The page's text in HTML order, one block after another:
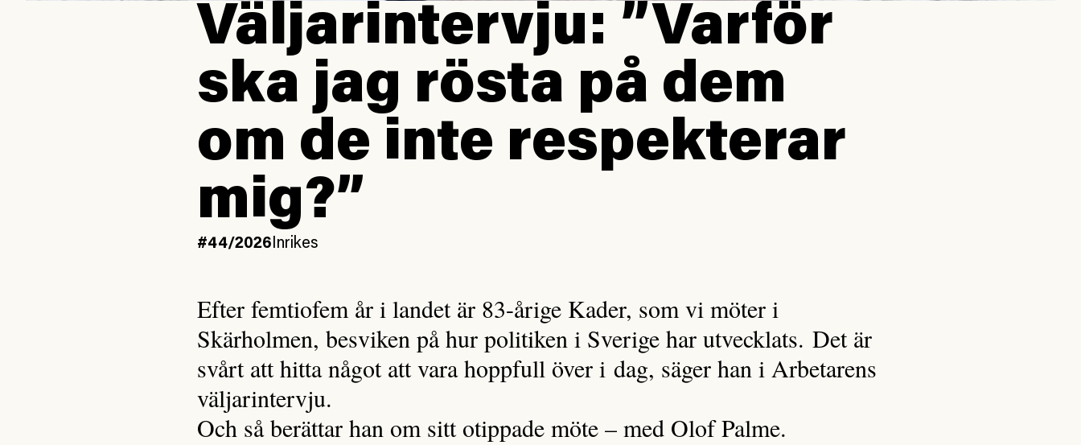
Väljarintervju: ”Varför
ska jag rösta på dem
om de inte respekterar
mig?”
#44/2026Inrikes
Efter femtiofem år i landet är 83-årige Kader, som vi möter i
Skärholmen, besviken på hur politiken i Sverige har utvecklats. Det är
svårt att hitta något att vara hoppfull över i dag, säger han i Arbetarens
väljarintervju.
Och så berättar han om sitt otippade möte – med Olof Palme.